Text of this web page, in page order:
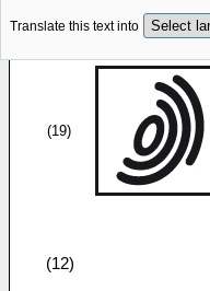
Translate this text into
(19)
(12)